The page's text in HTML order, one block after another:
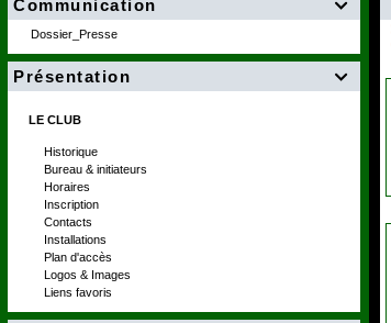

Communication
Dossier_Presse

Présentation
LE CLUB
Historique
Bureau & initiateurs
Horaires
Inscription
Contacts
Installations
Plan d'accès
Logos & Images
Liens favoris